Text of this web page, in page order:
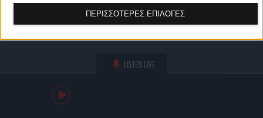
κουμπί "Απορρήτου" στο κάτω μέρος της ιστοσελίδας.
ΠΕΡΙΣΣΟΤΕΡΕΣ ΕΠΙΛΟΓΕΣ
LISTEN LIVE